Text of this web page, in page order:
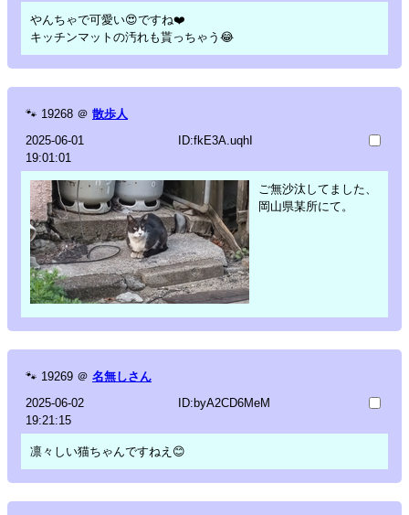
やんちゃで可愛い😍ですね❤️
キッチンマットの汚れも貰っちゃう😂
🐾 19268 ＠ 散歩人
2025-06-01
19:01:01
ID:fkE3A.uqhI
ご無沙汰してました、
岡山県某所にて。
🐾 19269 ＠ 名無しさん
2025-06-02
19:21:15
ID:byA2CD6MeM
凛々しい猫ちゃんですねえ😊